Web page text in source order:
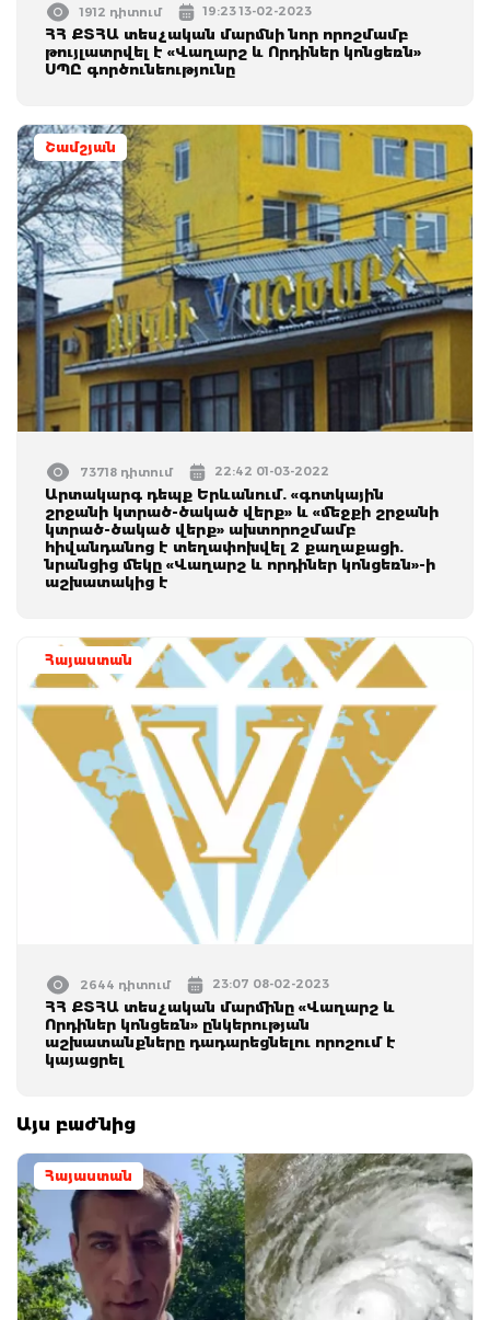
1912 դիտում 19:23 13-02-2023
ՀՀ ՔՏՀԱ տեսչական մարմնի նոր որոշմամբ
թույլատրվել է «Վաղարշ և Որդիներ կոնցեռն»
ՍՊԸ գործունեությունը
Շամշյան
73718 դիտում 22:42 01-03-2022
Արտակարգ դեպք Երևանում. «գոտկային
շրջանի կտրած-ծակած վերք» և «մեջքի շրջանի
կտրած-ծակած վերք» ախտորոշմամբ
հիվանդանոց է տեղափոխվել 2 քաղաքացի.
նրանցից մեկը «Վաղարշ և որդիներ կոնցեռն»-ի
աշխատակից է
Հայաստան
2644 դիտում 23:07 08-02-2023
ՀՀ ՔՏՀԱ տեսչական մարմինը «Վաղարշ և
Որդիներ կոնցեռն» ընկերության
աշխատանքները դադարեցնելու որոշում է
կայացրել
Այս բաժնից
Հայաստան